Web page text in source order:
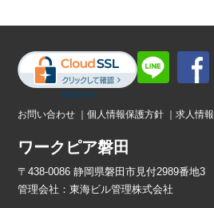
お問い合わせ ｜個人情報保護方針 ｜求人情報
ワークピア磐田
〒438-0086 静岡県磐田市見付2989番地3
管理会社：東海ビル管理株式会社